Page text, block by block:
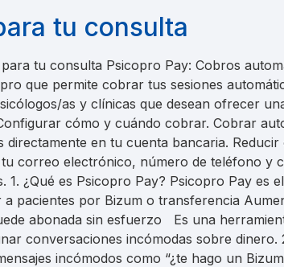
tu consulta
tu consulta Psicopro Pay: Cobros
que permite cobrar tus sesiones
as y clínicas que desean ofrecer
cómo y cuándo cobrar. Cobrar
en tu cuenta bancaria.
correo electrónico, número de teléfono y
¿Qué es Psicopro Pay? Psicopro Pay es
pacientes por Bizum o transferencia
abonada sin esfuerzo Es una
conversaciones incómodas sobre dinero.
incómodos como “¿te hago un